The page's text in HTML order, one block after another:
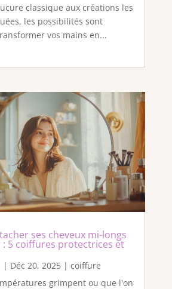
classique aux créations les
les possibilités sont
vos mains en...
ses cheveux mi-longs
: 5 coiffures protectrices et
| Déc 20, 2025| coiffure
grimpent ou que l'on